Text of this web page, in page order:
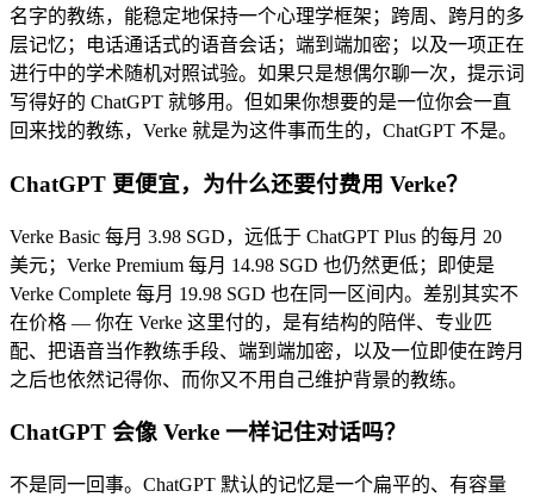
名字的教练，能稳定地保持一个心理学框架；跨周、跨月的多
层记忆；电话通话式的语音会话；端到端加密；以及一项正在
进行中的学术随机对照试验。如果只是想偶尔聊一次，提示词
写得好的 ChatGPT 就够用。但如果你想要的是一位你会一直
回来找的教练，Verke 就是为这件事而生的，ChatGPT 不是。
ChatGPT 更便宜，为什么还要付费用 Verke？
Verke Basic 每月 3.98 SGD，远低于 ChatGPT Plus 的每月 20
美元；Verke Premium 每月 14.98 SGD 也仍然更低；即使是
Verke Complete 每月 19.98 SGD 也在同一区间内。差别其实不
在价格 — 你在 Verke 这里付的，是有结构的陪伴、专业匹
配、把语音当作教练手段、端到端加密，以及一位即使在跨月
之后也依然记得你、而你又不用自己维护背景的教练。
ChatGPT 会像 Verke 一样记住对话吗？
不是同一回事。ChatGPT 默认的记忆是一个扁平的、有容量